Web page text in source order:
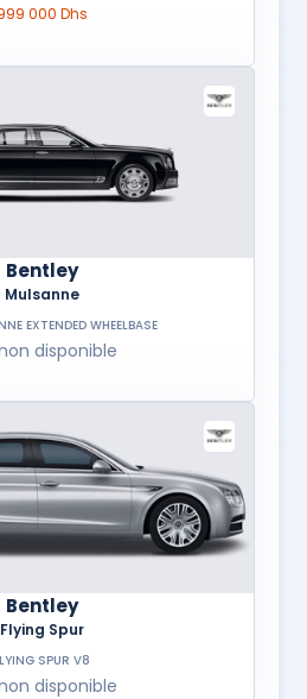
000 Dhs
Bentley
Mulsanne
EXTENDED WHEELBASE
disponible
Bentley
Flying Spur
SPUR V8
disponible